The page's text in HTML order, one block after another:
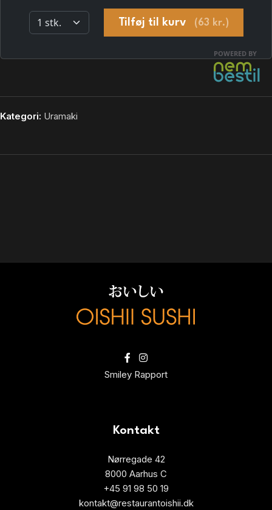
Kategori: Uramaki
Smiley Rapport
Kontakt
Nørregade 42
8000 Aarhus C
+45 91 98 50 19
kontakt@restaurantoishii.dk